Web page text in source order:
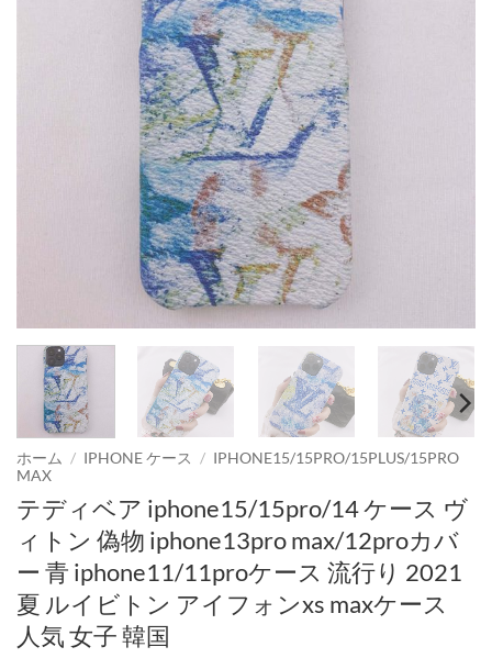
ホーム / IPHONE ケース / IPHONE15/15PRO/15PLUS/15PRO
MAX
テディベア iphone15/15pro/14 ケース ヴ
ィトン 偽物 iphone13pro max/12proカバ
ー 青 iphone11/11proケース 流行り 2021
夏 ルイビトン アイフォンxs maxケース
人気 女子 韓国